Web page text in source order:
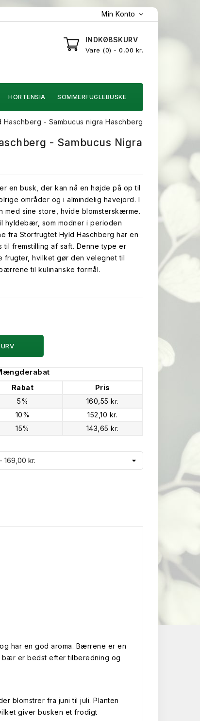
Min Konto
INDKØBSKURV
Vare 0 - 0,00 kr.
HORTENSIA SOMMERFUGLEBUSKE
Haschberg - Sambucus nigra Haschberg
- Sambucus Nigra
en busk, der kan nå en højde på op til
områder og i almindelig havejord. I
med sine store, hvide blomsterskærme.
hyldebær, som modner i perioden
fra Storfrugtet Hyld Haschberg har en
til fremstilling af saft. Denne type er
frugter, hvilket gør den velegnet til
til kulinariske formål.
Rabat
Pris
5%
160,55 kr.
10%
152,10 kr.
15%
143,65 kr.
har en god aroma. Bærrene er en
er bedst efter tilberedning og
blomstrer fra juni til juli. Planten
giver busken et frodigt